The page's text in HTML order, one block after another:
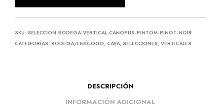
SKU: SELECCION-BODEGA-VERTICAL-CANOPUS-PINTOM-PINOT-NOIR
CATEGORÍAS: BODEGA/ENÓLOGO, CAVA, SELECCIONES, VERTICALES
DESCRIPCIÓN
INFORMACIÓN ADICIONAL